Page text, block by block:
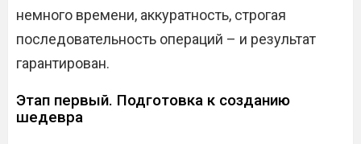
немного времени, аккуратность, строгая
последовательность операций – и результат
гарантирован.
Этап первый. Подготовка к созданию
шедевра